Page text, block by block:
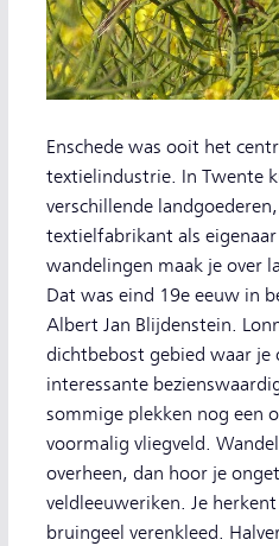
Enschede was ooit het
textielindustrie. In Twente
verschillende
textielfabrikant als eigenaar
wandelingen maak je over
Dat was eind 19e eeuw in
Albert Jan Blijdenstein.
dichtbebost gebied waar je
interessante
sommige plekken nog een
voormalig vliegveld.
overheen, dan hoor je
veldleeuweriken. Je
bruingeel verenkleed.